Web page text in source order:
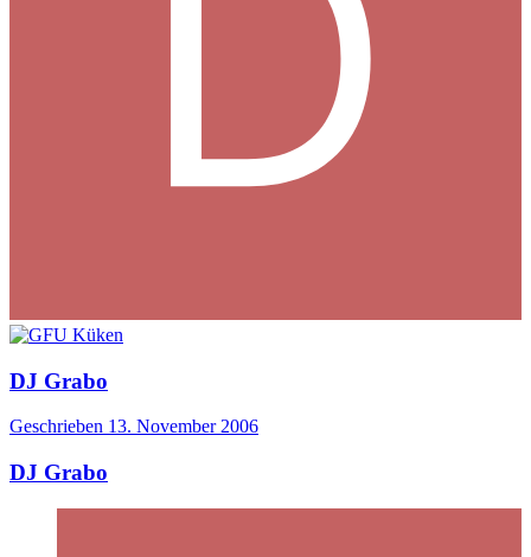
DJ Grabo
Geschrieben 13. November 2006
DJ Grabo